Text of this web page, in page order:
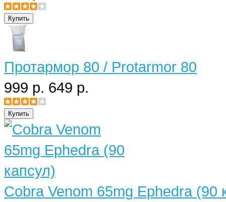
Протармор 80 / Protarmor 80
999 р. 649 р.
Cobra Venom 65mg Ephedra (90